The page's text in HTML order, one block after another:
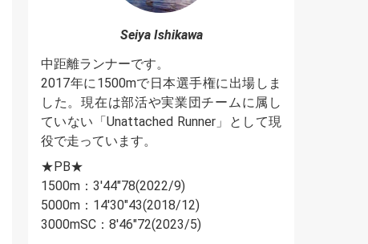
Seiya Ishikawa
中距離ランナーです。
2017年に1500mで日本選手権に出場しま
した。現在は部活や実業団チームに属し
ていない「Unattached Runner」として現
役で走っています。
★PB★
1500m：3'44"78(2022/9)
5000m：14'30"43(2018/12)
3000mSC：8'46"72(2023/5)